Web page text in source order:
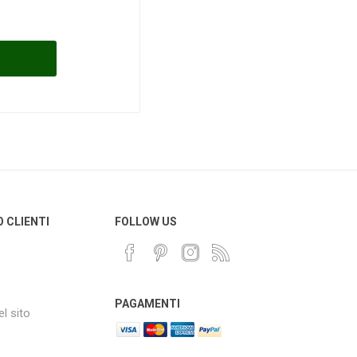
CLIENTI
sito
FOLLOW US
PAGAMENTI